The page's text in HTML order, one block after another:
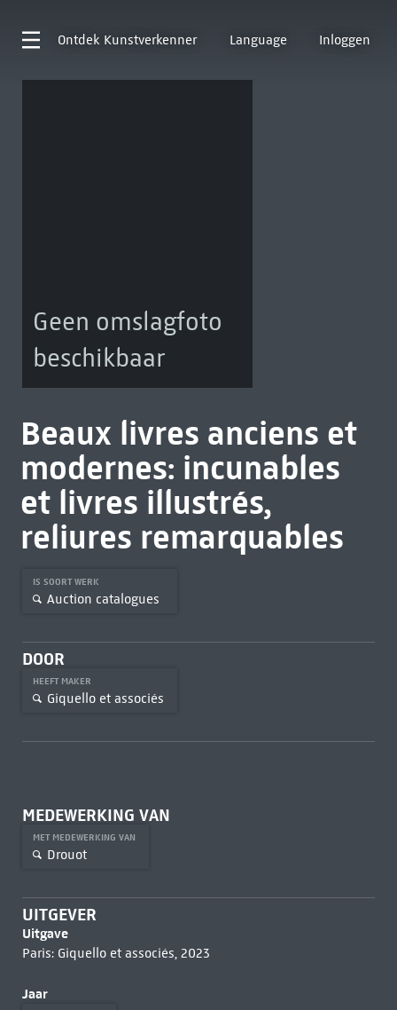
Ontdek Kunstverkenner Language Inloggen
Geen omslagfoto
beschikbaar
Beaux livres anciens et
modernes: incunables
et livres illustrés,
reliures remarquables
IS SOORT WERK
Auction catalogues
DOOR
HEEFT MAKER
Giquello et associés
MEDEWERKING VAN
MET MEDEWERKING VAN
Drouot
UITGEVER
Uitgave
Paris: Giquello et associés, 2023
Jaar